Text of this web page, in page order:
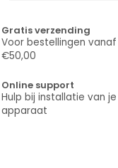
Gratis verzending
Voor bestellingen vanaf
€50,00
Online support
Hulp bij installatie van je
apparaat